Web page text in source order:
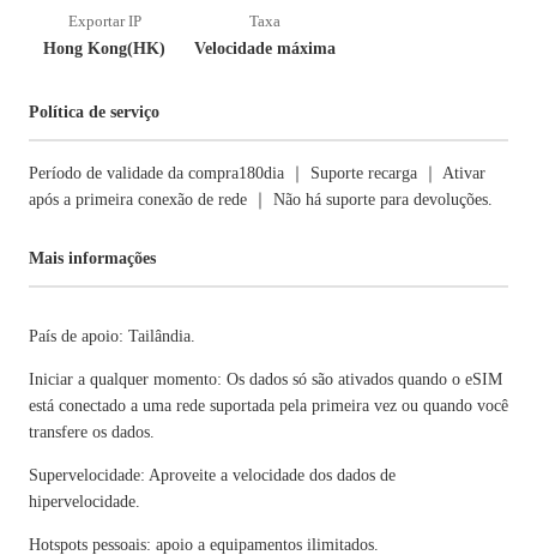
Exportar IP
Hong Kong(HK)
Taxa
Velocidade máxima
Política de serviço
Período de validade da compra180dia ｜ Suporte recarga ｜ Ativar
após a primeira conexão de rede ｜ Não há suporte para devoluções.
Mais informações
País de apoio: Tailândia.
Iniciar a qualquer momento: Os dados só são ativados quando o eSIM
está conectado a uma rede suportada pela primeira vez ou quando você
transfere os dados.
Supervelocidade: Aproveite a velocidade dos dados de
hipervelocidade.
Hotspots pessoais: apoio a equipamentos ilimitados.